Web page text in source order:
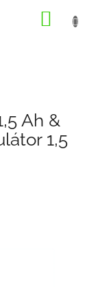
Ah &
1,5